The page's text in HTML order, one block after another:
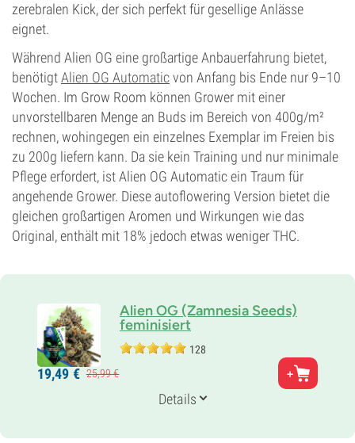
zerebralen Kick, der sich perfekt für gesellige Anlässe
eignet.
Während Alien OG eine großartige Anbauerfahrung bietet,
benötigtAlien OG Automaticvon Anfang bis Ende nur 9–10
Wochen. Im Grow Room können Grower mit einer
unvorstellbaren Menge an Buds im Bereich von 400g/m²
rechnen, wohingegen ein einzelnes Exemplar im Freien bis
zu 200g liefern kann. Da sie kein Training und nur minimale
Pflege erfordert, ist Alien OG Automatic ein Traum für
angehende Grower. Diese autoflowering Version bietet die
gleichen großartigen Aromen und Wirkungen wie das
Original, enthält mit 18% jedoch etwas weniger THC.
Alien OG (Zamnesia Seeds)
feminisiert
128
Eltern
Tahoe OG x Alien Kush
40% Sativa
19,49 € 25,99€
Details